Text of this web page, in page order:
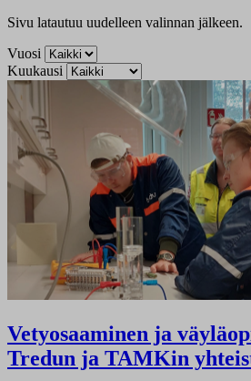
Sivu latautuu uudelleen valinnan jälkeen.
Vuosi
Kuukausi
Vetyosaaminen ja
Tredun ja TAMKin